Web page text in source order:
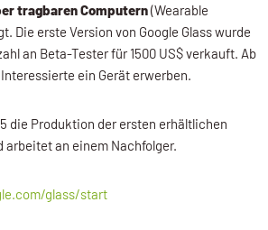
tragbaren Computern(Wearable
Die erste Version von Google Glass wurde
an Beta-Tester für 1500 US$ verkauft. Ab
ein Gerät erwerben.
die Produktion der ersten erhältlichen
arbeitet an einem Nachfolger.
glass/start